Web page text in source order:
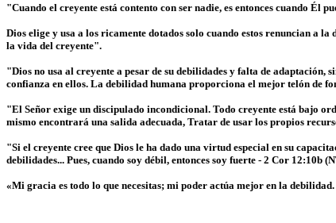
"Cuando el creyente está contento con ser nadie, es entonces cuando Él
Dios elige y usa a los ricamente dotados solo cuando estos renuncian a
la vida del creyente".
"Dios no usa al creyente a pesar de su debilidades y falta de adaptación,
confianza en ellos. La debilidad humana proporciona el mejor telón de
"El Señor exige un discipulado incondicional. Todo creyente está bajo
mismo encontrará una salida adecuada, Tratar de usar los propios
"Si el creyente cree que Dios le ha dado una virtud especial en su
debilidades... Pues, cuando soy débil, entonces soy fuerte - 2 Cor 12:10b
«Mi gracia es todo lo que necesitas; mi poder actúa mejor en la